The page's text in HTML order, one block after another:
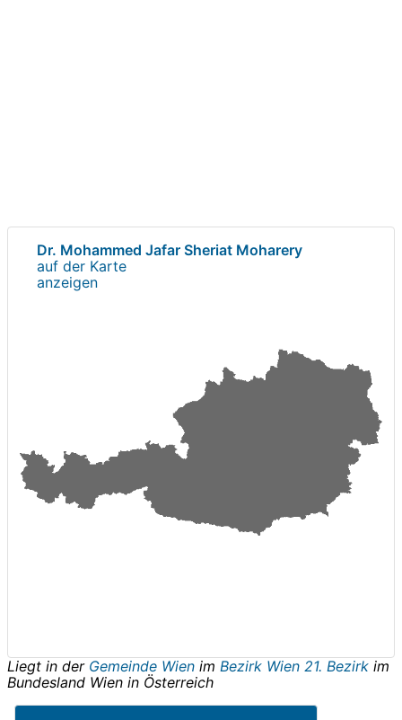
Dr. Mohammed Jafar Sheriat Moharery
auf der Karte
anzeigen
Liegt in der Gemeinde Wien im Bezirk Wien 21. Bezirk im
Bundesland Wien in Österreich